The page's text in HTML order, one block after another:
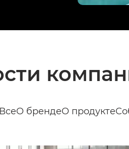
ВсеО брендеО продукте